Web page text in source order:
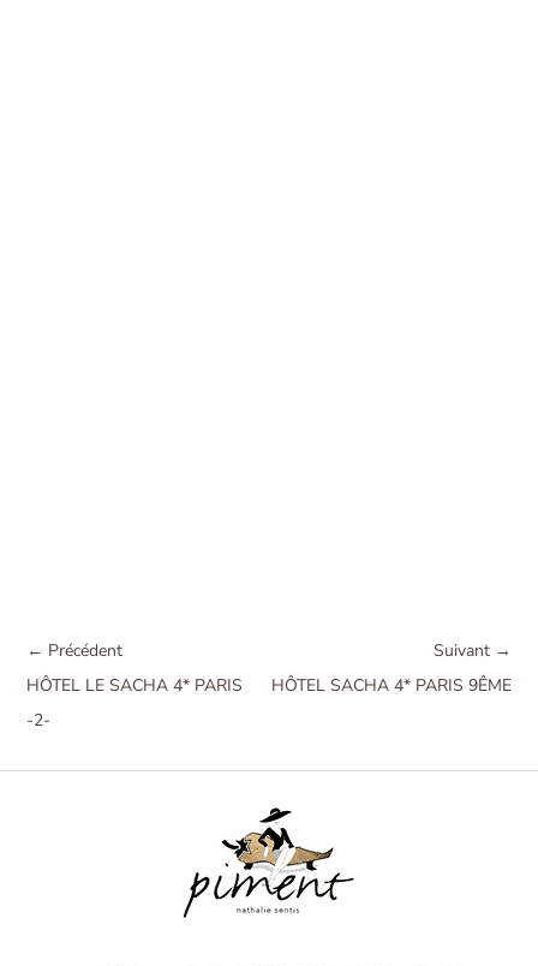
← Précédent
HÔTEL LE SACHA 4* PARIS
-2-
Suivant →
HÔTEL SACHA 4* PARIS 9ÊME